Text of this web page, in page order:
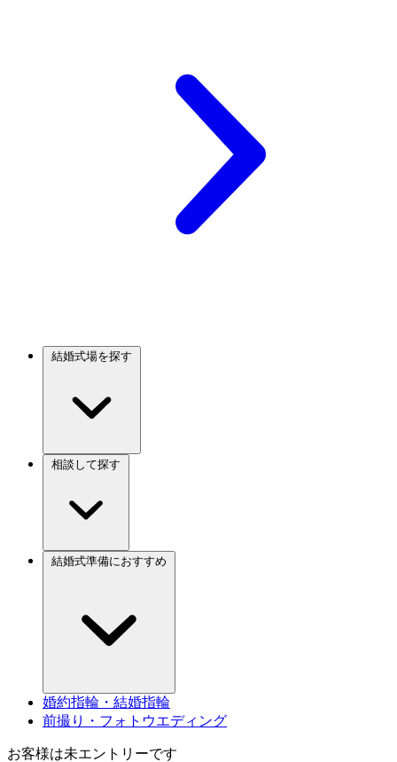
婚約指輪・結婚指輪
前撮り・フォトウエディング
お客様は未エントリーです